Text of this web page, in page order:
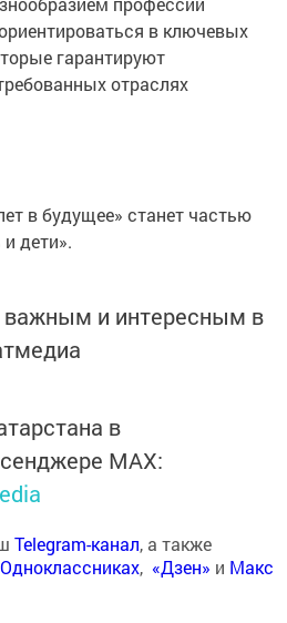
в ключевых
гарантируют
отраслях
в будущее» станет частью
дети».
и интересным в
в
MАХ:
Telegram-канал, а также
Одноклассниках, «Дзен» и Макс